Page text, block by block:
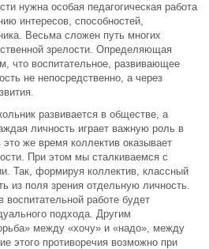
нужна особая педагогическая работа
интересов, способностей,
Весьма сложен путь многих
зрелости. Определяющая
что воспитательное, развивающее
не непосредственно, а через
развивается в обществе, а
личность играет важную роль в
это же время коллектив оказывает
При этом мы сталкиваемся с
Так, формируя коллектив, классный
из поля зрения отдельную личность.
работе будет
подхода. Другим
между «хочу» и «надо», между
этого противоречия возможно при